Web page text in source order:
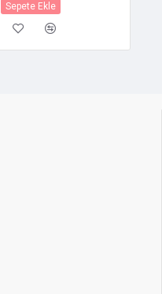
Sepete Ekle